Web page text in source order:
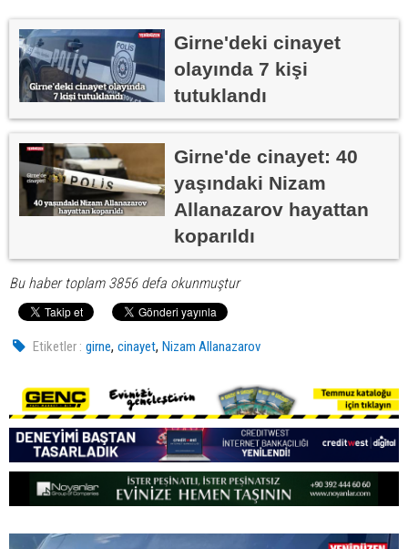
Girne'deki cinayet
olayında 7 kişi
tutuklandı
Girne'de cinayet: 40
yaşındaki Nizam
Allanazarov hayattan
koparıldı
Bu haber toplam 3856 defa okunmuştur
Etiketler : girne,cinayet,Nizam Allanazarov